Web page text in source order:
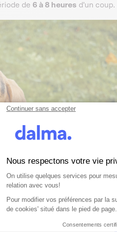
de 6 à 8 heures d'un coup.
Continuer sans accepter
Nous respectons votre vie
Plateforme de
On utilise quelques services pour
relation avec vous!
Pour modifier vos préférences par la
de cookies' situé dans le pied de page.
Consentements